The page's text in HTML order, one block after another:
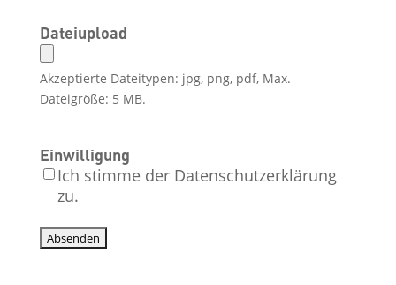
Dateiupload
Akzeptierte Dateitypen: jpg, png, pdf, Max.
Dateigröße: 5 MB.
Einwilligung
Ich stimme der Datenschutzerklärung
zu.